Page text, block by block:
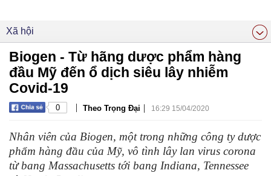
Xã hội
Biogen - Từ hãng dược phẩm hàng
đầu Mỹ đến ổ dịch siêu lây nhiễm
Covid-19
0 | Theo Trọng Đại | 16:29 15/04/2020
Nhân viên của Biogen, một trong những công ty dược
phẩm hàng đầu của Mỹ, vô tình lây lan virus corona
từ bang Massachusetts tới bang Indiana, Tennessee